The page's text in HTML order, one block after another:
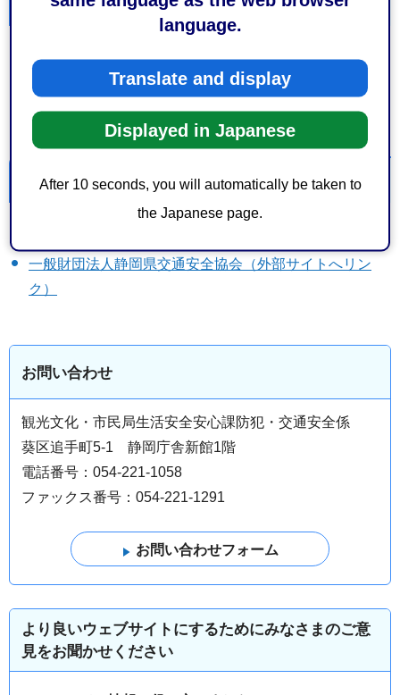
language.
Translate and display
Displayed in Japanese
After 10 seconds, you will automatically be taken to
the Japanese page.
資料提供元
静岡中央・静岡南・清水警察署
交通安全協会静岡中央・静岡南・清水地区支部
静岡中央・静岡南・清水地区安全運転管理協会
本ページに関連する情報
一般財団法人静岡県交通安全協会（外部サイトへリン
ク）
お問い合わせ
観光文化・市民局生活安全安心課防犯・交通安全係
葵区追手町5-1 静岡庁舎新館1階
電話番号：054-221-1058
ファックス番号：054-221-1291
より良いウェブサイトにするためにみなさまのご意
見をお聞かせください